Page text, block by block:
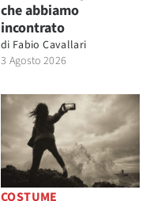
che abbiamo
incontrato
di Fabio Cavallari
3 Agosto 2026
COSTUME